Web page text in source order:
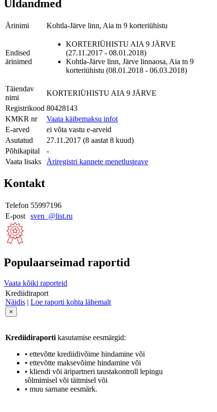
Üldandmed
Ärinimi Kohtla-Järve linn, Aia tn 9 korteriühistu
Endised
ärinimed
KORTERIÜHISTU AIA 9 JÄRVE
(27.11.2017 - 08.01.2018)
Kohtla-Järve linn, Järve linnaosa, Aia tn 9
korteriühistu (08.01.2018 - 06.03.2018)
Täiendav
nimi
KORTERIÜHISTU AIA 9 JÄRVE
Registrikood 80428143
KMKR nr
Vaata käibemaksu infot
E-arved
ei võta vastu e-arveid
Asutatud
27.11.2017 (8 aastat 8 kuud)
Põhikapital
-
Vaata lisaks
Äriregistri kannete menetlusteave
Kontakt
Telefon 55997196
E-post
sven_@list.ru
Populaarseimad raportid
Vaata kõiki raporteid
Krediidiraport
Näidis | Loe raporti kohta lähemalt
×
Krediidiraporti kasutamise eesmärgid:
• ettevõtte krediidivõime hindamine või
• ettevõtte maksevõime hindamine või
• kliendi või äripartneri taustakontroll lepingu
sõlmimisel või täitmisel või
• muu sarnane eesmärk.